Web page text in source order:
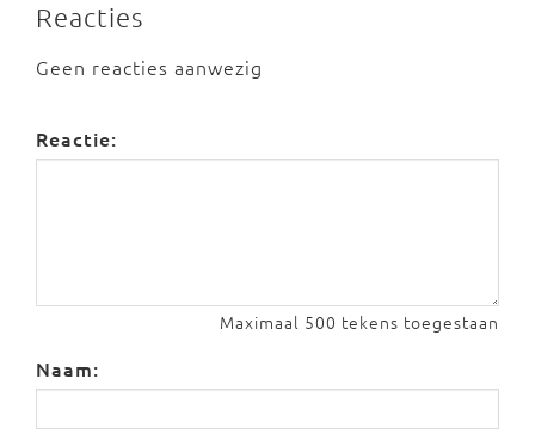
Reacties
Geen reacties aanwezig
Reactie:
Maximaal 500 tekens toegestaan
Naam: